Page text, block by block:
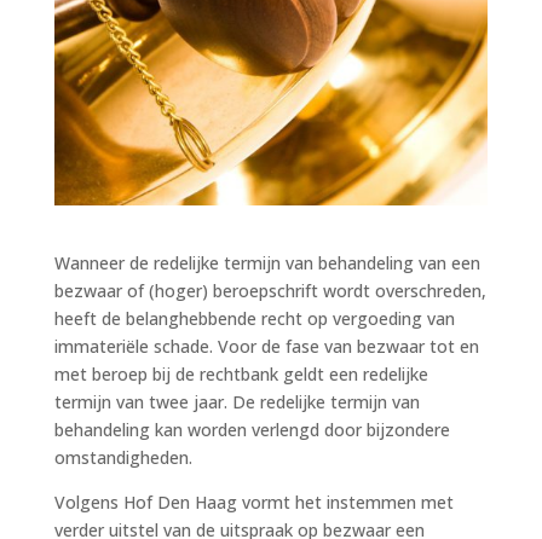
Wanneer de redelijke termijn van behandeling van een
bezwaar of (hoger) beroepschrift wordt overschreden,
heeft de belanghebbende recht op vergoeding van
immateriële schade. Voor de fase van bezwaar tot en
met beroep bij de rechtbank geldt een redelijke
termijn van twee jaar. De redelijke termijn van
behandeling kan worden verlengd door bijzondere
omstandigheden.
Volgens Hof Den Haag vormt het instemmen met
verder uitstel van de uitspraak op bezwaar een